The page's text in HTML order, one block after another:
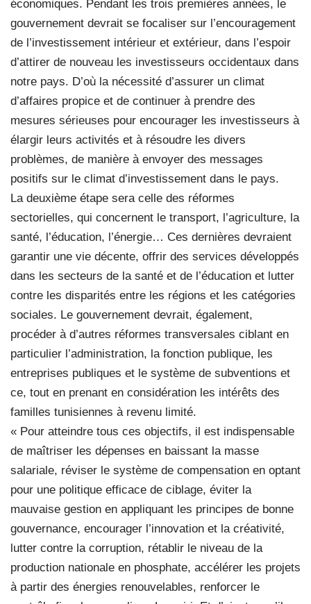
économiques. Pendant les trois premières années, le
gouvernement devrait se focaliser sur l’encouragement
de l’investissement intérieur et extérieur, dans l’espoir
d’attirer de nouveau les investisseurs occidentaux dans
notre pays. D’où la nécessité d’assurer un climat
d’affaires propice et de continuer à prendre des
mesures sérieuses pour encourager les investisseurs à
élargir leurs activités et à résoudre les divers
problèmes, de manière à envoyer des messages
positifs sur le climat d’investissement dans le pays.
La deuxième étape sera celle des réformes
sectorielles, qui concernent le transport, l’agriculture, la
santé, l’éducation, l’énergie… Ces dernières devraient
garantir une vie décente, offrir des services développés
dans les secteurs de la santé et de l’éducation et lutter
contre les disparités entre les régions et les catégories
sociales. Le gouvernement devrait, également,
procéder à d’autres réformes transversales ciblant en
particulier l’administration, la fonction publique, les
entreprises publiques et le système de subventions et
ce, tout en prenant en considération les intérêts des
familles tunisiennes à revenu limité.
« Pour atteindre tous ces objectifs, il est indispensable
de maîtriser les dépenses en baissant la masse
salariale, réviser le système de compensation en optant
pour une politique efficace de ciblage, éviter la
mauvaise gestion en appliquant les principes de bonne
gouvernance, encourager l’innovation et la créativité,
lutter contre la corruption, rétablir le niveau de la
production nationale en phosphate, accélérer les projets
à partir des énergies renouvelables, renforcer le